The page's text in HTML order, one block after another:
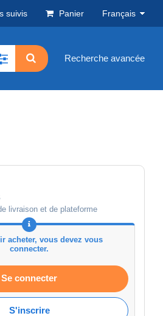
suivis Panier Français
Recherche avancée
livraison et de plateforme
acheter, vous devez vous
connecter.
Se connecter
S'inscrire